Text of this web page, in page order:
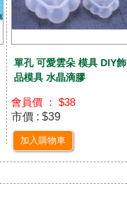
單孔 可愛雲朵 模具 DIY飾
品模具 水晶滴膠
會員價 ： $38
市價 : $39
加入購物車